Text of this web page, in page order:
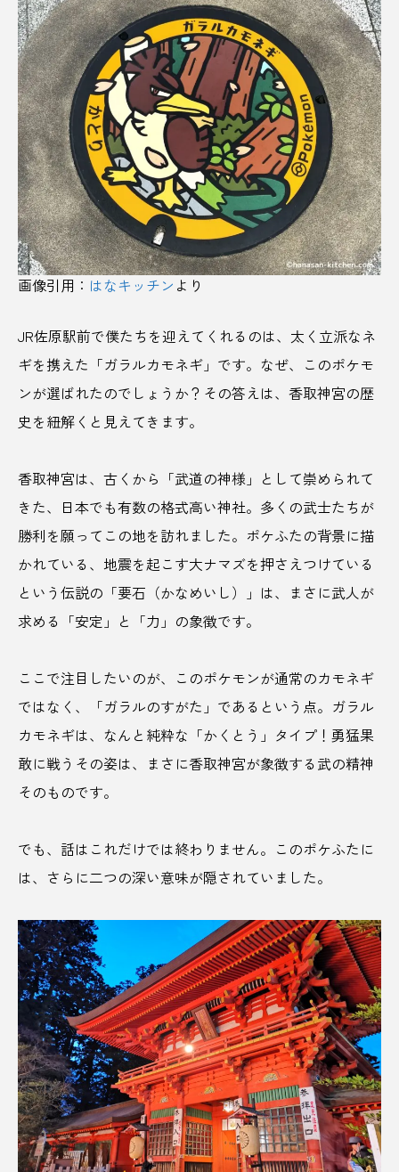
ひとりじめ ひな祭り ピンクのお酒
ピンクラベル フードインキュベーション
ファッション フィンランドサウナ
フェス旅 フットボール ぶどう
ぶどう狩り プラスチックゴミ
フリマアプリ プリン フルーツ
プレミアリーグ プれンティ
ベアレンビール ヘビ神社 ヘルシー志向
ポケふた ポケモンマンホール
ホップ ポップカルチャー
ポン酢 マオイの丘
マグマスパ式サウナ マナー マヨネーズ
みちのく ミニマリスト
ミニマリズム メルカリ モーニング
よもぎミストサウナ ラーメン
ラグジュアリーホテル
ランニング リーガエスパニョーラ
りんごジュース りんご農園 ルナピエナ
レモンリキュール ロープ―ウェイ
ロウリュ ワ―ケーション ワーケーション
三重 三重県 上越市 下北沢
下呂温泉 下町銭湯 下関市
世界観ファースト 中目黒 久保田
九十九里 亀有 井上酒蔵 井戸水風呂
画像引用： はなキッチン より
JR佐原駅前で僕たちを迎えてくれるのは、太く立派なネ
ギを携えた「ガラルカモネギ」です。なぜ、このポケモ
ンが選ばれたのでしょうか？その答えは、香取神宮の歴
史を紐解くと見えてきます。
香取神宮は、古くから「武道の神様」として崇められて
きた、日本でも有数の格式高い神社。多くの武士たちが
勝利を願ってこの地を訪れました。ポケふたの背景に描
かれている、地震を起こす大ナマズを押さえつけている
という伝説の「要石（かなめいし）」は、まさに武人が
求める「安定」と「力」の象徴です。
ここで注目したいのが、このポケモンが通常のカモネギ
ではなく、「ガラルのすがた」であるという点。ガラル
カモネギは、なんと純粋な「かくとう」タイプ！勇猛果
敢に戦うその姿は、まさに香取神宮が象徴する武の精神
そのものです。
でも、話はこれだけでは終わりません。このポケふたに
は、さらに二つの深い意味が隠されていました。